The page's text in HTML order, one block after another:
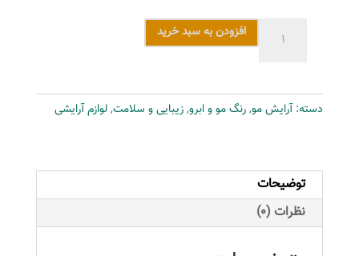
شماره
1-
100
میلی
لیتر
افزودن به سبد خرید
دسته:آرایش مو,رنگ مو و ابرو,زیبایی و سلامت,لوازم آرایشی
توضیحات
نظرات (0)